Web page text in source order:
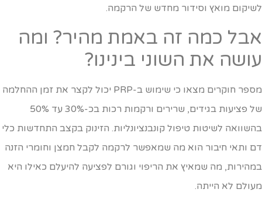
מואץ וסידור מחדש של הרקמה.
כמה זה באמת מהיר? ומה
את השוני בינינו?
מספר חוקרים מצאו כי שימוש ב-PRP יכול לקצר את זמן ההחלמה
של פציעות בגידים, שרירים ורקמות רכות בכ-30% עד 50%
לשיטות טיפול קונבנציונליות. הזינוק בקצב התחדשות כלי
ותאי חיבור הוא מה שמאפשר לרקמה לקבל חמצן וחומרי הזנה
מה שמאיץ את הריפוי וגורם לפציעה להיעלם כאילו היא
לא הייתה.